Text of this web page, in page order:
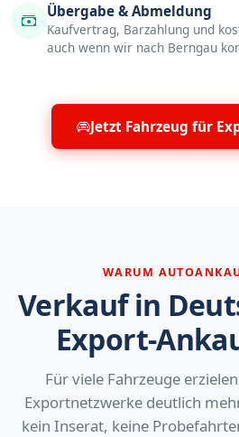
Übergabe & Abmeldung
Kaufvertrag, Barzahlung und
auch wenn wir nach Berngau
Jetzt Fahrzeug für
WARUM
Verkauf in
Export-
Für viele Fahrzeuge
Exportnetzwerke deutlich
kein Inserat, keine